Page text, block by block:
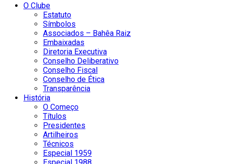
O Clube
Estatuto
Símbolos
Associados – Bahêa Raiz
Embaixadas
Diretoria Executiva
Conselho Deliberativo
Conselho Fiscal
Conselho de Ética
Transparência
História
O Começo
Títulos
Presidentes
Artilheiros
Técnicos
Especial 1959